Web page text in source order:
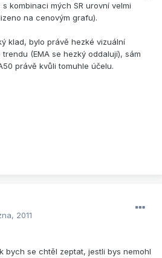
kombinaci mých SR urovní velmi
na cenovým grafu).
klad, bylo právě hezké vizuální
(EMA se hezký oddalují), sám
právě kvůli tomuhle účelu.
2011
bych se chtěl zeptat, jestli bys nemohl